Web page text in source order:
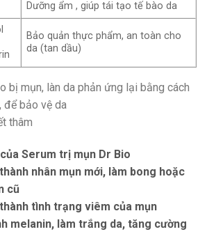
Dưỡng ẩm , giúp tái tạo tế bào da
Bảo quản thực phẩm, an toàn cho
da (tan dầu)
bị mụn, làn da phản ứng lại bằng cách
để bảo vệ da
thâm
Serum trị mụn Dr Bio
nhân mụn mới, làm bong hoặc
cũ
tình trạng viêm của mụn
melanin, làm trắng da, tăng cường